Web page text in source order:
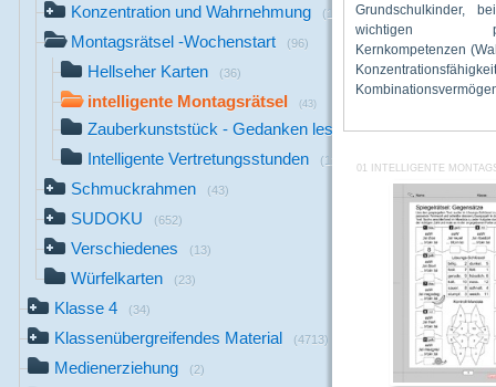
Konzentration und Wahrnehmung (176)
Montagsrätsel -Wochenstart (96)
Hellseher Karten (36)
intelligente Montagsrätsel (43)
Zauberkunststück - Gedanken lesen (5)
Intelligente Vertretungsstunden (12)
Schmuckrahmen (43)
SUDOKU (652)
Verschiedenes (13)
Würfelkarten (23)
Klasse 4 (34)
Klassenübergreifendes Material (4713)
Medienerziehung (2)
Grundschulkinder,
wichtigen
Kernkompetenzen
Montagsrätsel
Kinder der
Grundschulklassen.
bzw. Unterforderung
vermeiden, sollte zunächst
werden, ob das
Montagsrätsel
Leistungsvermögen
01 INTELLIGENTE